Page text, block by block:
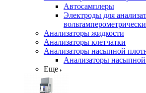
Автосамплеры
Электроды для
Анализаторы жидкости
Анализаторы клетчатки
Анализаторы насыпной
Анализаторы насыпной
Еще